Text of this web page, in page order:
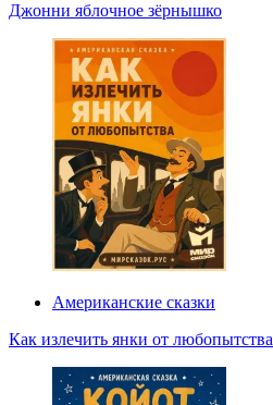
Джонни яблочное зёрнышко
Американские сказки
Как излечить янки от любопытства